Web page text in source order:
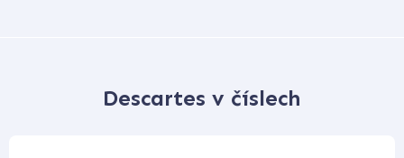
Descartes v číslech